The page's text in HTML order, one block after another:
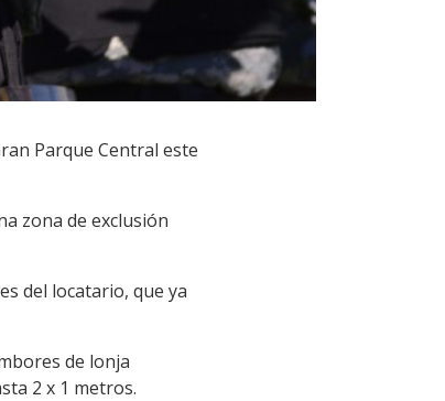
Parque Central este
zona de exclusión
del locatario, que ya
de lonja
2 x 1 metros.